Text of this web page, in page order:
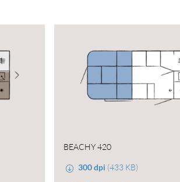
BEACHY 420
300 dpi (433 KB)